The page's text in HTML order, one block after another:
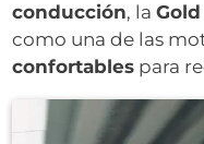
conducción, la
como una de las
confortables para